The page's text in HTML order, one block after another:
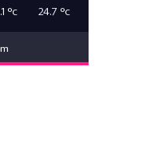
°c 24.7 °c